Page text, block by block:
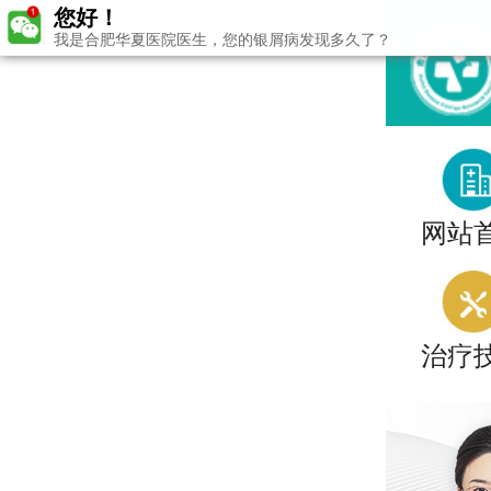
网站
治疗
您好！
我是合肥华夏医院医生，您的银屑病发现多久了？